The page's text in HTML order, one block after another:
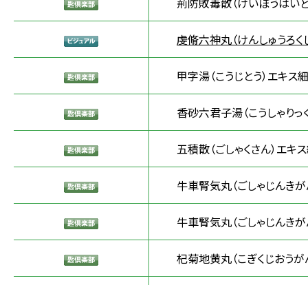
虔脩六神丸（けんしゅうろく
甲字湯（こうじとう）エキス
香砂六君子湯（こうしゃりっ
五積散（ごしゃくさん）エキ
牛車腎気丸（ごしゃじんきが
牛車腎気丸（ごしゃじんきが
杞菊地黄丸（こぎくじおうが